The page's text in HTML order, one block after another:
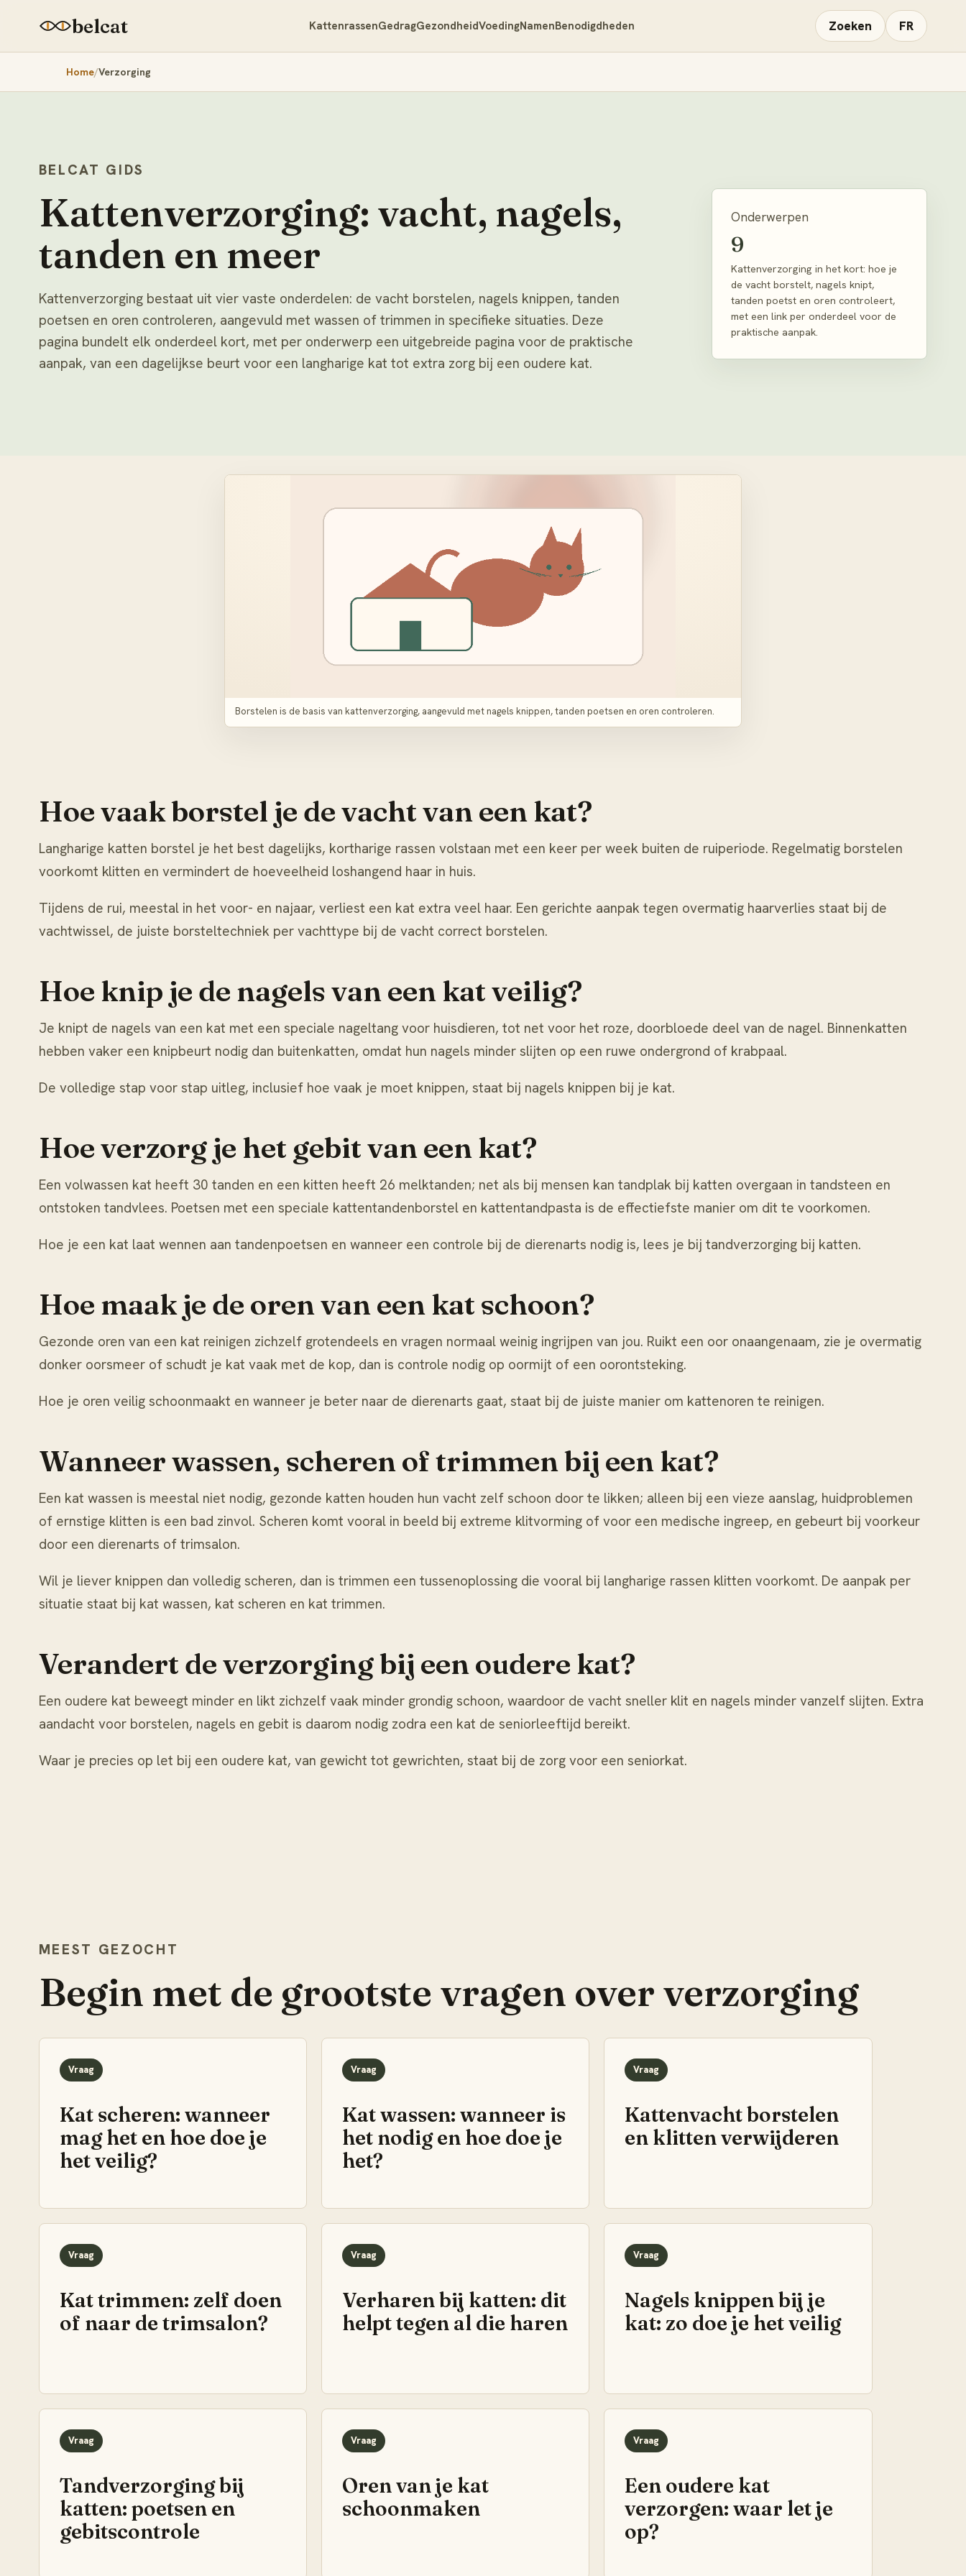
belcat KattenrassenGedragGezondheidVoedingNamenBenodigdheden Zoeken FR
Home Verzorging
BELCAT GIDS
Kattenverzorging: vacht, nagels,
tanden en meer
Kattenverzorging bestaat uit vier vaste onderdelen: de vacht borstelen, nagels knippen, tanden
poetsen en oren controleren, aangevuld met wassen of trimmen in specifieke situaties. Deze
pagina bundelt elk onderdeel kort, met per onderwerp een uitgebreide pagina voor de praktische
aanpak, van een dagelijkse beurt voor een langharige kat tot extra zorg bij een oudere kat.
Onderwerpen
9
Kattenverzorging in het kort: hoe je
de vacht borstelt, nagels knipt,
tanden poetst en oren controleert,
met een link per onderdeel voor de
praktische aanpak.
Borstelen is de basis van kattenverzorging, aangevuld met nagels knippen, tanden poetsen en oren controleren.
Hoe vaak borstel je de vacht van een kat?
Langharige katten borstel je het best dagelijks, kortharige rassen volstaan met een keer per week buiten de ruiperiode. Regelmatig borstelen
voorkomt klitten en vermindert de hoeveelheid loshangend haar in huis.
Tijdens de rui, meestal in het voor- en najaar, verliest een kat extra veel haar. Een gerichte aanpak tegen overmatig haarverlies staat bij de
vachtwissel, de juiste borsteltechniek per vachttype bij de vacht correct borstelen.
Hoe knip je de nagels van een kat veilig?
Je knipt de nagels van een kat met een speciale nageltang voor huisdieren, tot net voor het roze, doorbloede deel van de nagel. Binnenkatten
hebben vaker een knipbeurt nodig dan buitenkatten, omdat hun nagels minder slijten op een ruwe ondergrond of krabpaal.
De volledige stap voor stap uitleg, inclusief hoe vaak je moet knippen, staat bij nagels knippen bij je kat.
Hoe verzorg je het gebit van een kat?
Een volwassen kat heeft 30 tanden en een kitten heeft 26 melktanden; net als bij mensen kan tandplak bij katten overgaan in tandsteen en
ontstoken tandvlees. Poetsen met een speciale kattentandenborstel en kattentandpasta is de effectiefste manier om dit te voorkomen.
Hoe je een kat laat wennen aan tandenpoetsen en wanneer een controle bij de dierenarts nodig is, lees je bij tandverzorging bij katten.
Hoe maak je de oren van een kat schoon?
Gezonde oren van een kat reinigen zichzelf grotendeels en vragen normaal weinig ingrijpen van jou. Ruikt een oor onaangenaam, zie je overmatig
donker oorsmeer of schudt je kat vaak met de kop, dan is controle nodig op oormijt of een oorontsteking.
Hoe je oren veilig schoonmaakt en wanneer je beter naar de dierenarts gaat, staat bij de juiste manier om kattenoren te reinigen.
Wanneer wassen, scheren of trimmen bij een kat?
Een kat wassen is meestal niet nodig, gezonde katten houden hun vacht zelf schoon door te likken; alleen bij een vieze aanslag, huidproblemen
of ernstige klitten is een bad zinvol. Scheren komt vooral in beeld bij extreme klitvorming of voor een medische ingreep, en gebeurt bij voorkeur
door een dierenarts of trimsalon.
Wil je liever knippen dan volledig scheren, dan is trimmen een tussenoplossing die vooral bij langharige rassen klitten voorkomt. De aanpak per
situatie staat bij kat wassen, kat scheren en kat trimmen.
Verandert de verzorging bij een oudere kat?
Een oudere kat beweegt minder en likt zichzelf vaak minder grondig schoon, waardoor de vacht sneller klit en nagels minder vanzelf slijten. Extra
aandacht voor borstelen, nagels en gebit is daarom nodig zodra een kat de seniorleeftijd bereikt.
Waar je precies op let bij een oudere kat, van gewicht tot gewrichten, staat bij de zorg voor een seniorkat.
MEEST GEZOCHT
Begin met de grootste vragen oververzorging
Vraag
Kat scheren: wanneer
mag het en hoe doe je
het veilig?
Vraag
Kat wassen: wanneer is
het nodig en hoe doe je
het?
Vraag
Kattenvacht borstelen
en klitten verwijderen
Vraag
Kat trimmen: zelf doen
of naar de trimsalon?
Vraag
Verharen bij katten: dit
helpt tegen al die haren
Vraag
Nagels knippen bij je
kat: zo doe je het veilig
Vraag
Tandverzorging bij
katten: poetsen en
gebitscontrole
Vraag
Oren van je kat
schoonmaken
Vraag
Een oudere kat
verzorgen: waar let je
op?